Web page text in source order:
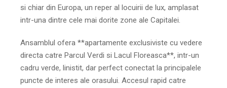
si chiar din Europa, un reper al locuirii de lux, amplasat
intr-una dintre cele mai dorite zone ale Capitalei.
Ansamblul ofera **apartamente exclusiviste cu vedere
directa catre Parcul Verdi si Lacul Floreasca**, intr-un
cadru verde, linistit, dar perfect conectat la principalele
puncte de interes ale orasului. Accesul rapid catre